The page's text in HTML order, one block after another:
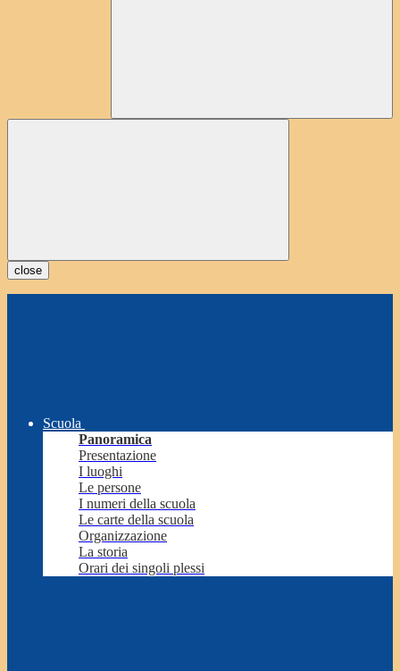
close
Scuola
Panoramica
Presentazione
I luoghi
Le persone
I numeri della scuola
Le carte della scuola
Organizzazione
La storia
Orari dei singoli plessi